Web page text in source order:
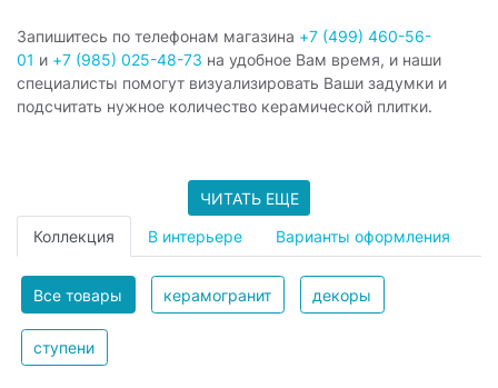
Запишитесь по телефонам магазина +7 (499) 460-56-
01 и +7 (985) 025-48-73 на удобное Вам время, и наши
специалисты помогут визуализировать Ваши задумки и
подсчитать нужное количество керамической плитки.
ЧИТАТЬ ЕЩЕ
Коллекция В интерьере Варианты оформления
Все товары керамогранит декоры
ступени